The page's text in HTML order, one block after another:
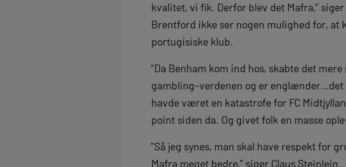
kvalitet, vi fik. Derfor blev det Mafra,”
Brentford ikke ser nogen mulighed for, at
portugisiske klub.
”Da Benham kom ind hos, skabte det
gambling-verdenen og er englænder…det
havde været en katastrofe for FC
point siden da. Og givet folk en masse
”Så jeg synes, man skal have respekt for
Mafra meget bedre,” siger Claus Steinlein.